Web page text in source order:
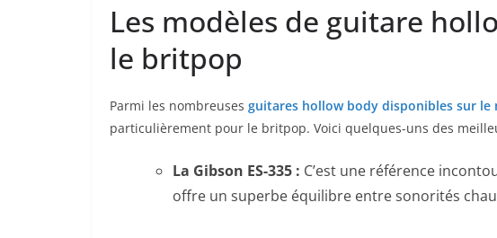
Les ‌modèles de guitare⁤
le britpop
Parmi les nombreuses guitares hollow body disponibles sur le
particulièrement pour le britpop. Voici quelques-uns des
La Gibson ES-335 : C’est une référence
offre un superbe équilibre entre ​sonorités